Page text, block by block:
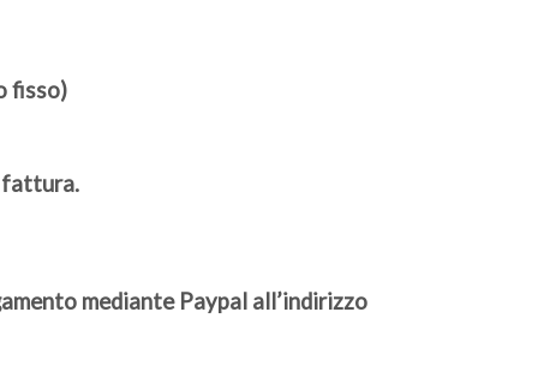
fisso)
fattura.
mediante Paypal all’indirizzo